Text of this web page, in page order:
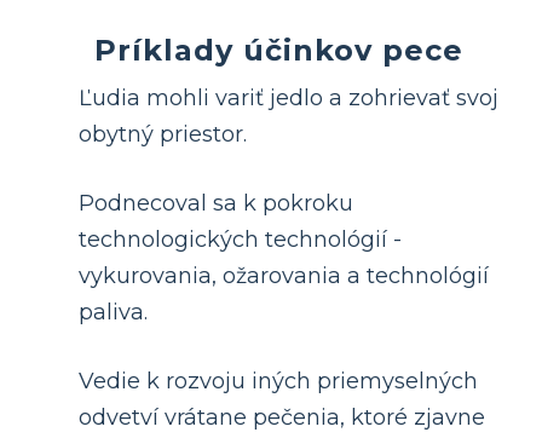
Príklady účinkov pece
Ľudia mohli variť jedlo a zohrievať svoj
obytný priestor.
Podnecoval sa k pokroku
technologických technológií -
vykurovania, ožarovania a technológií
paliva.
Vedie k rozvoju iných priemyselných
odvetví vrátane pečenia, ktoré zjavne